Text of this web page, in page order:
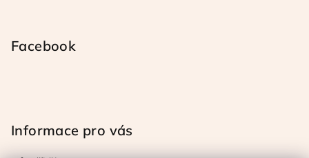
Facebook
Informace pro vás